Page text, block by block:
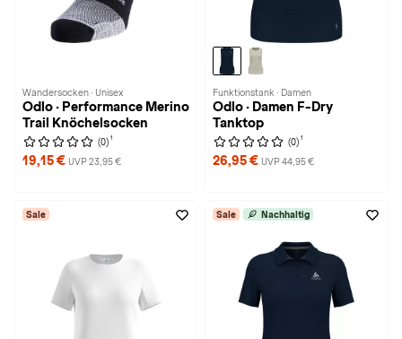
Wandersocken · Unisex
Odlo · Performance Merino
Trail Knöchelsocken
(0) 1
19,15 € UVP 23,95 €
Funktionstank · Damen
Odlo · Damen F-Dry
Tanktop
(0) 1
26,95 € UVP 44,95 €
Sale Sale Nachhaltig